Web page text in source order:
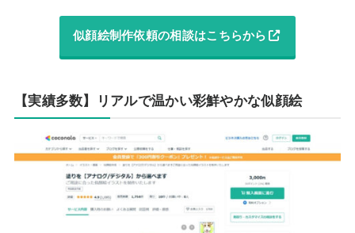
似顔絵制作依頼の相談はこちらから
【実績多数】リアルで温かい彩鮮やかな似顔絵